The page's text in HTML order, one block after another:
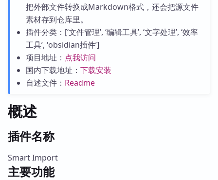
把外部文件转换成Markdown格式，还会把源文件
素材存到仓库里。
插件分类：[‘文件管理’, ‘编辑工具’, ‘文字处理’, ‘效率
工具’, ‘obsidian插件’]
项目地址： 点我访问
国内下载地址： 下载安装
自述文件： Readme
概述
插件名称
Smart Import
主要功能